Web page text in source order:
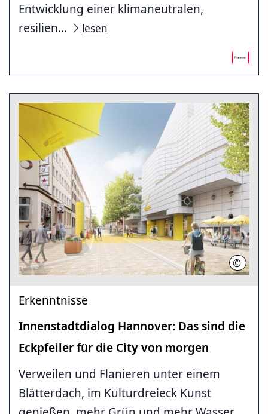
Entwicklung einer klimaneutralen,
resilien...
lesen
© Willner
Erkenntnisse
Innenstadtdialog Hannover: Das sind die
Eckpfeiler für die City von morgen
Verweilen und Flanieren unter einem
Blätterdach, im Kulturdreieck Kunst